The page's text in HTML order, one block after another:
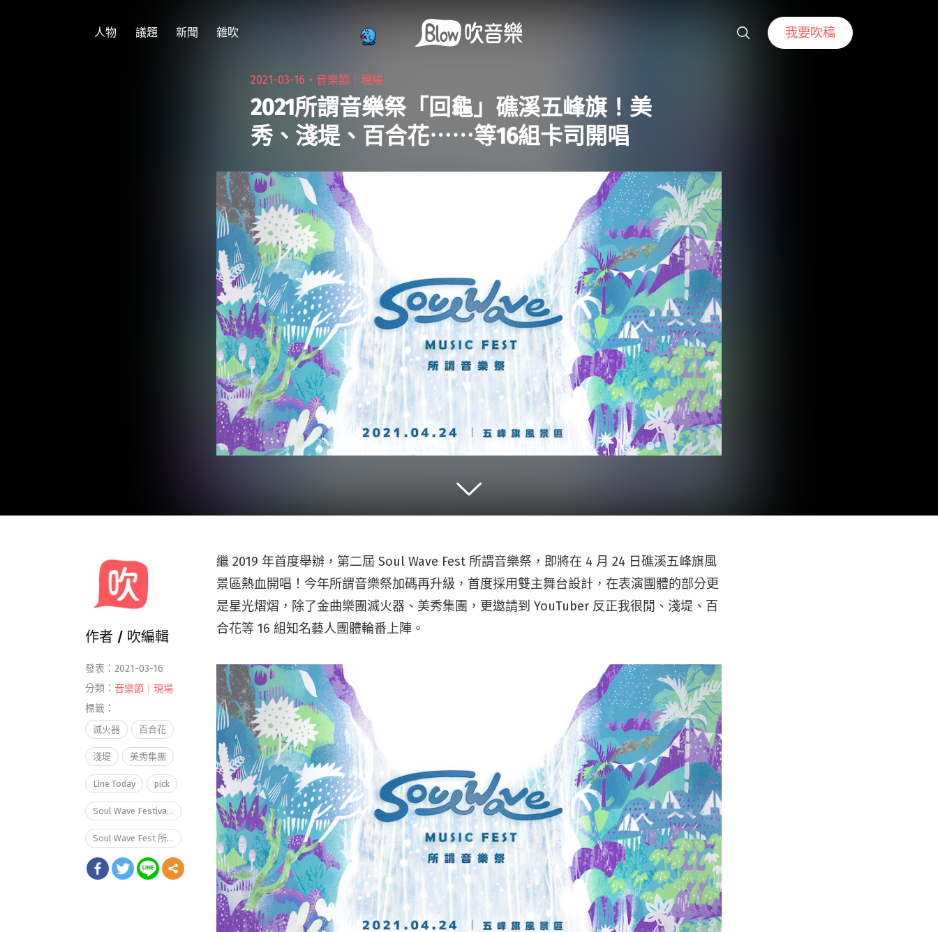
人物 議題 新聞 雜吹 我要吹稿
2021-03-16・ 音樂節｜現場
2021所謂音樂祭「回龜」礁溪五峰旗！美
秀、淺堤、百合花⋯⋯等16組卡司開唱
繼 2019 年首度舉辦，第二屆 Soul Wave Fest 所謂音樂祭，即將在 4 月 24 日礁溪五峰旗風
景區熱血開唱！今年所謂音樂祭加碼再升級，首度採用雙主舞台設計，在表演團體的部分更
是星光熠熠，除了金曲樂團滅火器、美秀集團，更邀請到 YouTuber 反正我很閒、淺堤、百
合花等 16 組知名藝人團體輪番上陣。
作者 / 吹編輯
發表：2021-03-16
分類： 音樂節｜現場
標籤：
滅火器 百合花
淺堤 美秀集團
Line Today pick
Soul Wave Festival所謂音樂祭
Soul Wave Fest 所謂音樂祭